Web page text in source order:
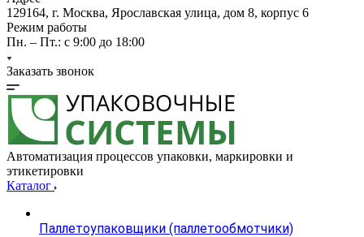
129164, г. Москва, Ярославская улица, дом 8, корпус 6
Режим работы
Пн. – Пт.: с 9:00 до 18:00
Заказать звонок
Автоматизация процессов упаковки, маркировки и
этикетировки
Каталог
Паллетоупаковщики (паллетообмотчики)